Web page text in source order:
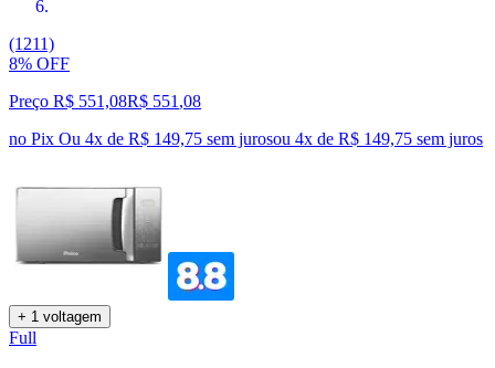
(1211)
8% OFF
Preço R$ 551,08R$ 551 ,08
no Pix Ou 4x de R$ 149,75 sem jurosou 4x de R$ 149,75 sem juros
+ 1 voltagem
Full